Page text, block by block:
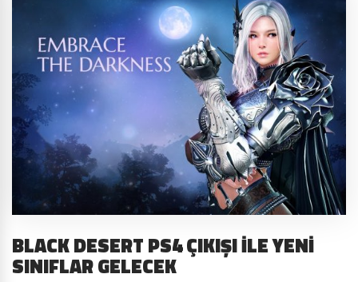
BLACK DESERT PS4 ÇIKIŞI İLE YENI
SINIFLAR GELECEK